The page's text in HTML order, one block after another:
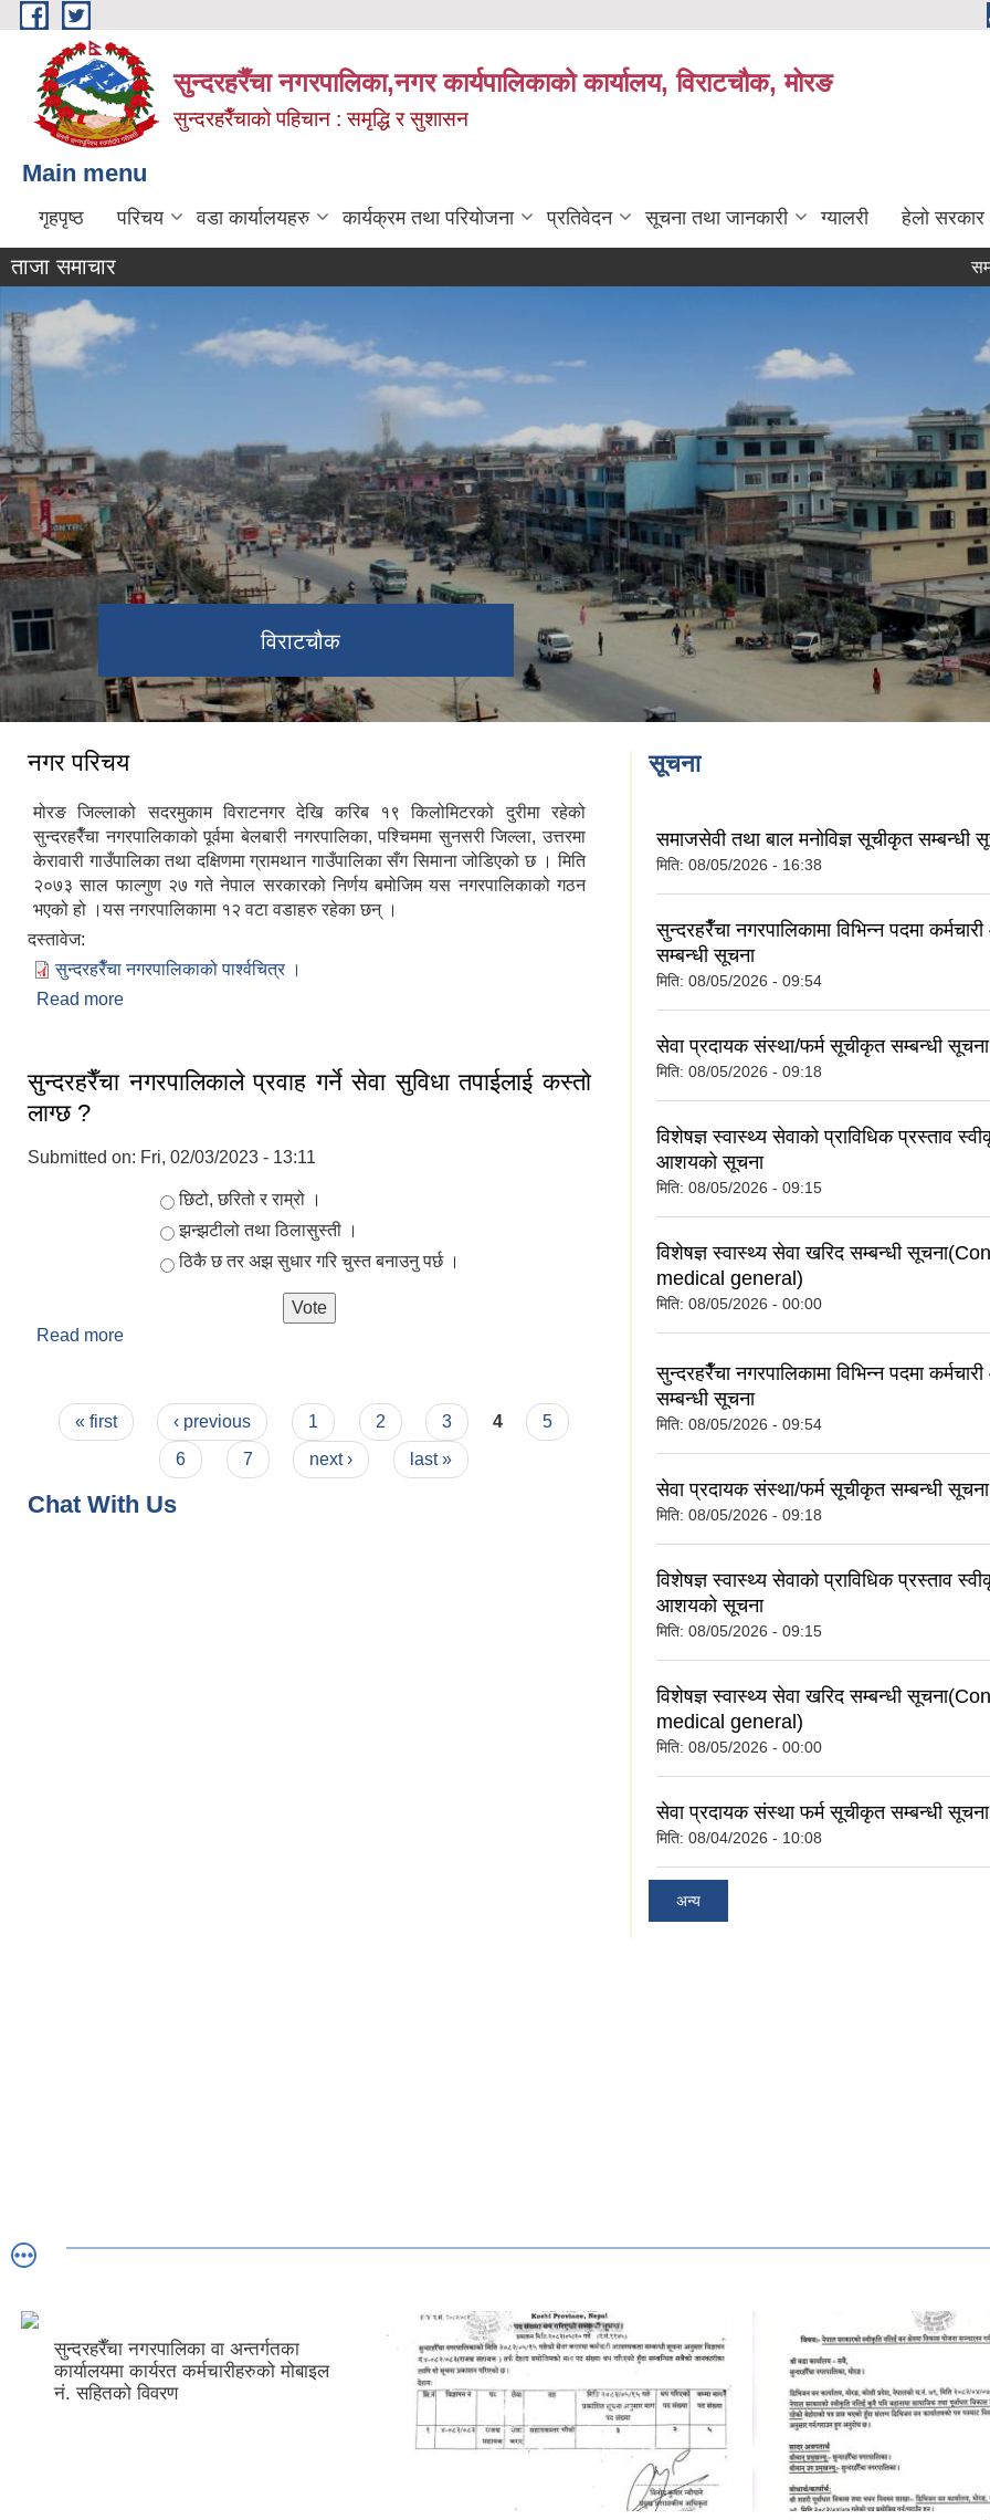
Skip to main content
सुन्दरहरैँचा नगरपालिका,नगर कार्यपालिकाको कार्यालय, विराटचौक, मोरङ
सुन्दरहरैँचाको पहिचान : समृद्धि र सुशासन
Main menu
गृहपृष्ठ परिचय वडा कार्यालयहरु कार्यक्रम तथा परियोजना प्रतिवेदन सूचना तथा जानकारी ग्यालरी हेलो सरकार
ताजा समाचार समाजसेवी
विराटचौक
नगर परिचय
मोरङ जिल्लाको सदरमुकाम विराटनगर देखि करिब १९ किलोमिटरको दुरीमा रहेको
सुन्दरहरैँचा नगरपालिकाको पूर्वमा बेलबारी नगरपालिका, पश्चिममा सुनसरी जिल्ला, उत्तरमा
केरावारी गाउँपालिका तथा दक्षिणमा ग्रामथान गाउँपालिका सँग सिमाना जोडिएको छ । मिति
२०७३ साल फाल्गुण २७ गते नेपाल सरकारको निर्णय बमोजिम यस नगरपालिकाको गठन
भएको हो ।यस नगरपालिकामा १२ वटा वडाहरु रहेका छन् ।
दस्तावेज:
सुन्दरहरैँचा नगरपालिकाको पार्श्वचित्र ।
Read more
सुन्दरहरैँचा नगरपालिकाले प्रवाह गर्ने सेवा सुविधा तपाईलाई कस्तो
लाग्छ ?
Submitted on: Fri, 02/03/2023 - 13:11
Choices
छिटो, छरितो र राम्रो ।
झन्झटीलो तथा ठिलासुस्ती ।
ठिकै छ तर अझ सुधार गरि चुस्त बनाउनु पर्छ ।
Read more
Pages
« first ‹ previous 1 2 3 4
5
6
7 next › last »
Chat With Us
सूचना
समाजसेवी तथा बाल मनोविज्ञ सूचीकृत सम्बन्धी
मिति: 08/05/2026 - 16:38
सुन्दरहरैँचा नगरपालिकामा विभिन्न पदमा
सम्बन्धी सूचना
मिति: 08/05/2026 - 09:54
सेवा प्रदायक संस्था/फर्म सूचीकृत सम्बन्धी सूचना
मिति: 08/05/2026 - 09:18
विशेषज्ञ स्वास्थ्य सेवाको प्राविधिक प्रस्ताव
आशयको सूचना
मिति: 08/05/2026 - 09:15
विशेषज्ञ स्वास्थ्य सेवा खरिद सम्बन्धी
medical general)
मिति: 08/05/2026 - 00:00
सुन्दरहरैँचा नगरपालिकामा विभिन्न पदमा
सम्बन्धी सूचना
मिति: 08/05/2026 - 09:54
सेवा प्रदायक संस्था/फर्म सूचीकृत सम्बन्धी सूचना
मिति: 08/05/2026 - 09:18
विशेषज्ञ स्वास्थ्य सेवाको प्राविधिक प्रस्ताव
आशयको सूचना
मिति: 08/05/2026 - 09:15
विशेषज्ञ स्वास्थ्य सेवा खरिद सम्बन्धी
medical general)
मिति: 08/05/2026 - 00:00
सेवा प्रदायक संस्था फर्म सूचीकृत सम्बन्धी सूचना
मिति: 08/04/2026 - 10:08
अन्य
अन्तर्गतका
मोबाइल